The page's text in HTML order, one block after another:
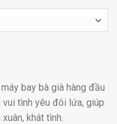
bay bà già hàng đầu
tình yêu đôi lứa, giúp
khát tình.